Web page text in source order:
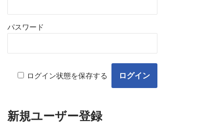
パスワード
ログイン状態を保存する
新規ユーザー登録